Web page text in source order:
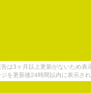
は3ヶ月以上更新がないため表
を更新後24時間以内に表示され